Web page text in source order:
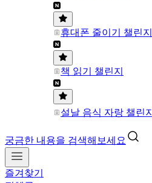
휴대폰 줄이기 챌린지
책 읽기 챌린지
설날 음식 자랑 챌린지
궁금한 내용을 검색해보세요
즐겨찾기